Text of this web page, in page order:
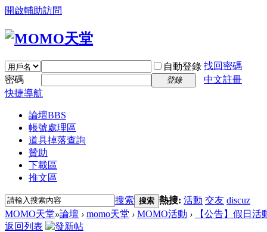
開啟輔助訪問
自動登錄 找回密碼
密碼
登錄
中文註冊
快捷導航
論壇BBS
帳號處理區
道具掉落查詢
贊助
下載區
推文區
搜索 搜索 熱搜: 活動 交友 discuz
MOMO天堂»論壇 › momo天堂 › MOMO活動 ›
【公告】假日活
返回列表